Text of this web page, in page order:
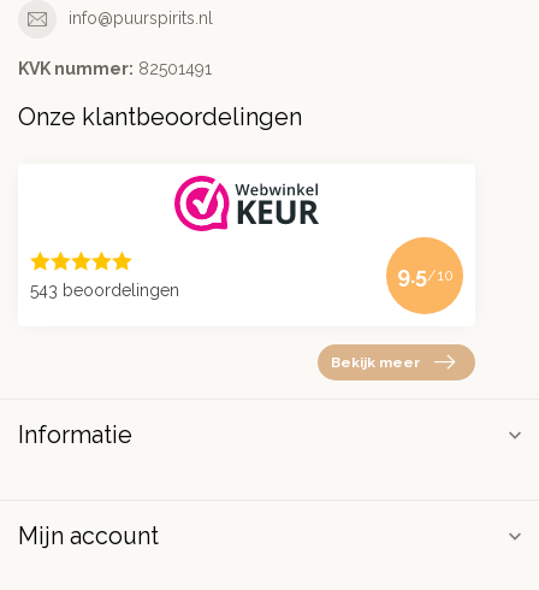
info@puurspirits.nl
KVK nummer: 82501491
Onze klantbeoordelingen
543 beoordelingen
9.5/10
Bekijk meer
Informatie
Mijn account